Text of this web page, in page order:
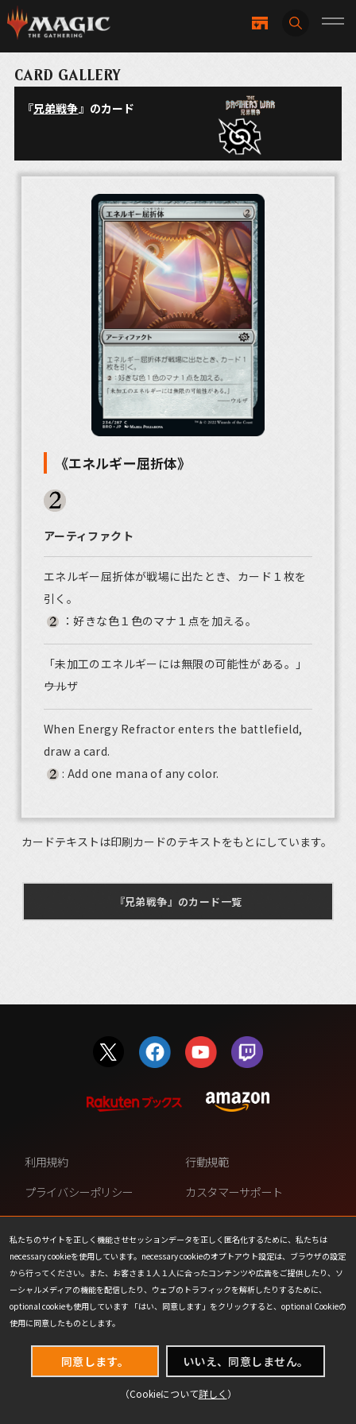
CARD GALLERY
『兄弟戦争』のカード
《エネルギー屈折体》
アーティファクト
エネルギー屈折体が戦場に出たとき、カード１枚を
引く。
：好きな色１色のマナ１点を加える。
「未加工のエネルギーには無限の可能性がある。」
――ウルザ
When Energy Refractor enters the battlefield,
draw a card.
: Add one mana of any color.
カードテキストは印刷カードのテキストをもとにしています。
『兄弟戦争』のカード一覧
私たちのサイトを正しく機能させセッションデータを正しく匿名化するために、私たちは
necessary cookieを使用しています。necessary cookieのオプトアウト設定は、ブラウザの設定
から行ってください。また、お客さま１人１人に合ったコンテンツや広告をご提供したり、ソ
ーシャルメディアの機能を配信したり、ウェブのトラフィックを解析したりするために、
optional cookieも使用しています 「はい、同意します」をクリックすると、optional Cookieの
使用に同意したものとします。
同意します。 いいえ、同意しません。
（Cookieについて詳しく ）
利用規約
行動規範
プライバシーポリシー
カスタマーサポート
ファンコンテンツ・ポリシー
個人情報の販売や共有を許可し
ない
COOKIE
プレスリリース
会社情報
お問い合わせ